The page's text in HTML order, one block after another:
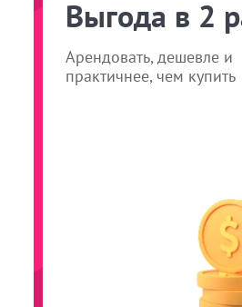
Выгода в 2
Арендовать, дешевле и
практичнее, чем купить